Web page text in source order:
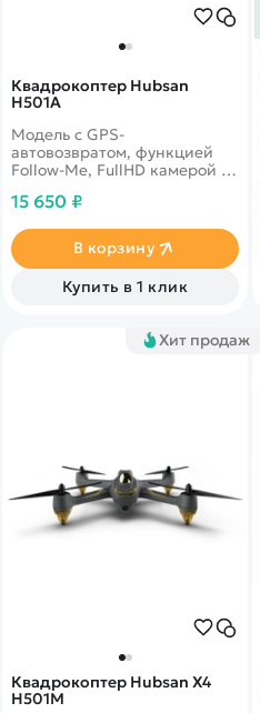
Квадрокоптер Hubsan
H501A
Модель с GPS-
автовозвратом, функцией
Follow-Me, FullHD камерой и
моторами
15 650 ₽
В корзину
Купить в 1 клик
Хит продаж
Квадрокоптер Hubsan X4
H501M